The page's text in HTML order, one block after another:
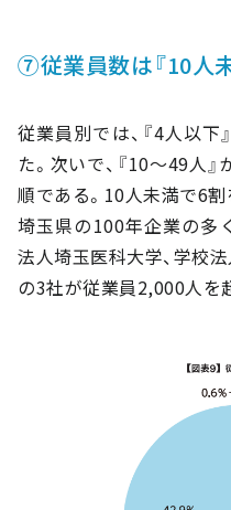
⑦従業員数は『10人
従業員別では、『4人以
た。次いで、『10～49人
順である。10人未満で6割
埼玉県の100年企業の多
法人埼玉医科大学、学校
の3社が従業員2,000人を